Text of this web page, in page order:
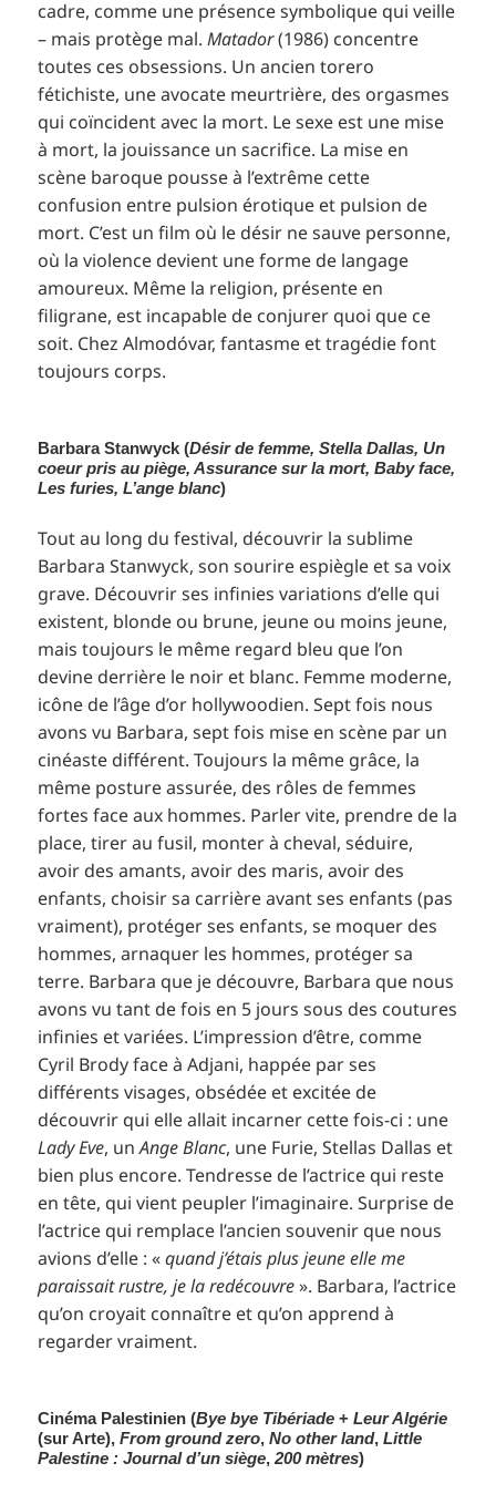
cadre, comme une présence symbolique qui veille
– mais protège mal.Matador(1986) concentre
toutes ces obsessions. Un ancien torero
fétichiste, une avocate meurtrière, des orgasmes
qui coïncident avec la mort. Le sexe est une mise
à mort, la jouissance un sacrifice. La mise en
scène baroque pousse à l’extrême cette
confusion entre pulsion érotique et pulsion de
mort. C’est un film où le désir ne sauve personne,
où la violence devient une forme de langage
amoureux. Même la religion, présente en
filigrane, est incapable de conjurer quoi que ce
soit. Chez Almodóvar, fantasme et tragédie font
toujours corps.
Barbara Stanwyck (Désir de femme, Stella Dallas, Un
coeur pris au piège, Assurance sur la mort, Baby face,
Les furies, L’ange blanc)
Tout au long du festival, découvrir la sublime
Barbara Stanwyck, son sourire espiègle et sa voix
grave. Découvrir ses infinies variations d’elle qui
existent, blonde ou brune, jeune ou moins jeune,
mais toujours le même regard bleu que l’on
devine derrière le noir et blanc. Femme moderne,
icône de l’âge d’or hollywoodien. Sept fois nous
avons vu Barbara, sept fois mise en scène par un
cinéaste différent. Toujours la même grâce, la
même posture assurée, des rôles de femmes
fortes face aux hommes. Parler vite, prendre de la
place, tirer au fusil, monter à cheval, séduire,
avoir des amants, avoir des maris, avoir des
enfants, choisir sa carrière avant ses enfants (pas
vraiment), protéger ses enfants, se moquer des
hommes, arnaquer les hommes, protéger sa
terre. Barbara que je découvre, Barbara que nous
avons vu tant de fois en 5 jours sous des coutures
infinies et variées. L’impression d’être, comme
Cyril Brody face à Adjani, happée par ses
différents visages, obsédée et excitée de
découvrir qui elle allait incarner cette fois-ci : une
Lady Eve, unAnge Blanc, une Furie, Stellas Dallas et
bien plus encore. Tendresse de l’actrice qui reste
en tête, qui vient peupler l’imaginaire. Surprise de
l’actrice qui remplace l’ancien souvenir que nous
avions d’elle : «quand j’étais plus jeune elle me
paraissait rustre, je la redécouvre». Barbara, l’actrice
qu’on croyait connaître et qu’on apprend à
regarder vraiment.
Cinéma Palestinien (Bye bye Tibériade +Leur Algérie
(sur Arte),From ground zero,No other land,Little
Palestine : Journal d’un siège,200 mètres)